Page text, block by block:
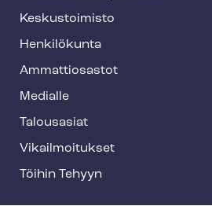
Keskustoimisto
Henkilökunta
Ammattiosastot
Medialle
Talousasiat
Vi­kail­moi­tuk­set
Töihin Tehyyn